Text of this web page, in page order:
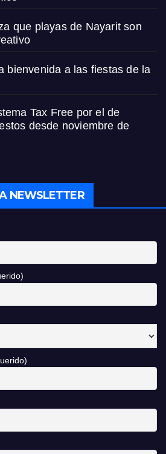
que playas de Nayarit son
bienvenida a las fiestas de la
Tax Free por el de
desde noviembre de
NEWSLETTER